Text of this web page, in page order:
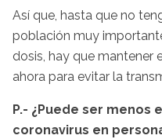
Así que, hasta que no
población muy
dosis, hay que mantener
ahora para evitar la
P.- ¿Puede ser menos
coronavirus en